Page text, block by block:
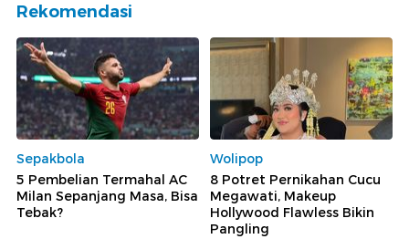
Rekomendasi
Sepakbola
5 Pembelian Termahal AC
Milan Sepanjang Masa, Bisa
Tebak?
Wolipop
8 Potret Pernikahan Cucu
Megawati, Makeup
Hollywood Flawless Bikin
Pangling